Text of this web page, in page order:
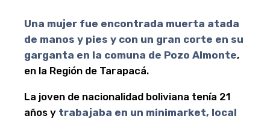
Una mujer fue encontrada muerta atada
de manos y pies y con un gran corte en su
garganta en la comuna de Pozo Almonte,
en la Región de Tarapacá.
La joven de nacionalidad boliviana tenía 21
años y trabajaba en un minimarket, local